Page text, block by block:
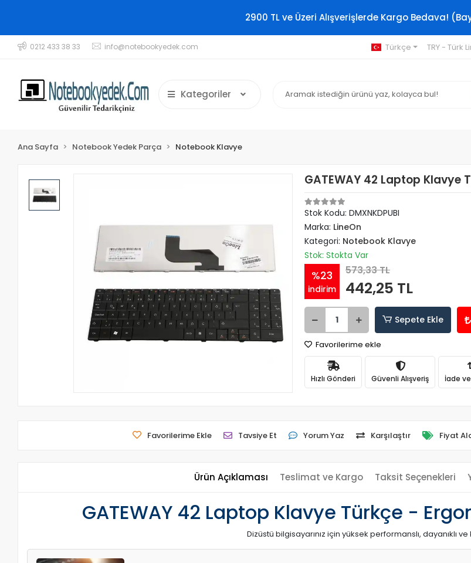
2900 TL ve Üzeri Alışverişlerde Kargo Bedava!
0212 433 38 33 info@notebookyedek.com Türkçe TRY - Türk
Kategoriler
Ana Sayfa Notebook Yedek Parça Notebook Klavye
GATEWAY 42 Laptop Klavye
Stok Kodu: DMXNKDPUBI
Marka: LineOn
Kategori: Notebook Klavye
Stok: Stokta Var
%23
indirim
573,33 TL
442,25 TL
Sepete Ekle
Favorilerime ekle
Hızlı Gönderi Güvenli Alışveriş İade
Favorilerime Ekle Tavsiye Et Yorum Yaz Karşılaştır Fiyat
Ürün Açıklaması Teslimat ve Kargo Taksit Seçenekleri
GATEWAY 42 Laptop Klavye Türkçe -
Dizüstü bilgisayarınız için yüksek performanslı, dayanıklı